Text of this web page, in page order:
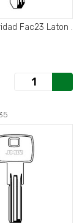
Llave Seguridad Fac23 Laton .